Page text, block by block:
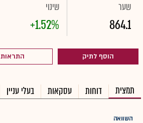
שער
864.1
שינוי
+1.52%
הוסף לתיק התראות
תמצית דוחות עסקאות בעלי עניין
השוואה